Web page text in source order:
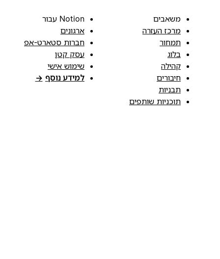
משאבים
מרכז העזרה
תמחור
בלוג
קהילה
חיבורים
תבניות
תוכניות שותפים
Notion עבור
ארגונים
חברות סטארט-אפ
עסק קטן
שימוש אישי
למידע נוסף →